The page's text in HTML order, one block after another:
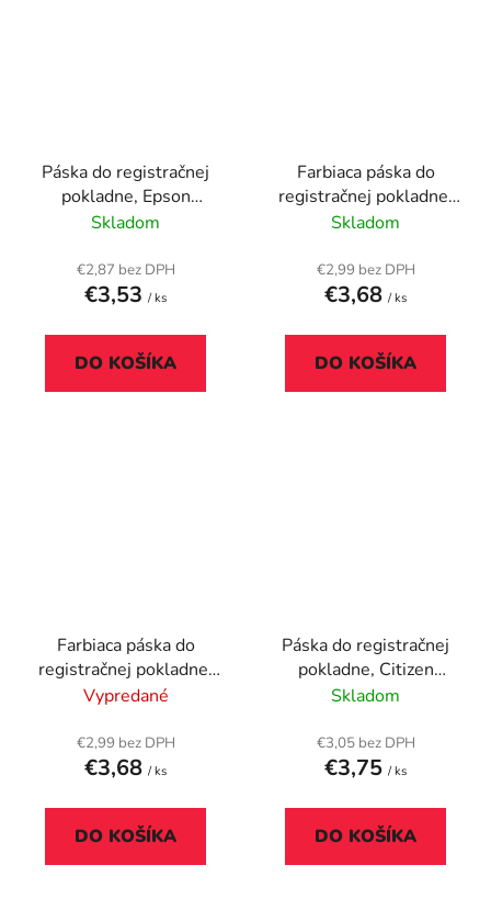
Páska do registračnej
pokladne, Epson
ERC09, HX20,
TECHNOLOGY, fialová
Skladom
€2,87 bez DPH
€3,53 / ks
DO KOŠÍKA
Farbiaca páska do
registračnej pokladne,
Star SP300, VICTORIA
Skladom
€2,99 bez DPH
€3,68 / ks
DO KOŠÍKA
Farbiaca páska do
registračnej pokladne,
Star SP300, VICTORIA
Vypredané
€2,99 bez DPH
€3,68 / ks
DO KOŠÍKA
Páska do registračnej
pokladne, Citizen
DP600, IR60,
TECHNOLOGY, čierna
Skladom
€3,05 bez DPH
€3,75 / ks
DO KOŠÍKA